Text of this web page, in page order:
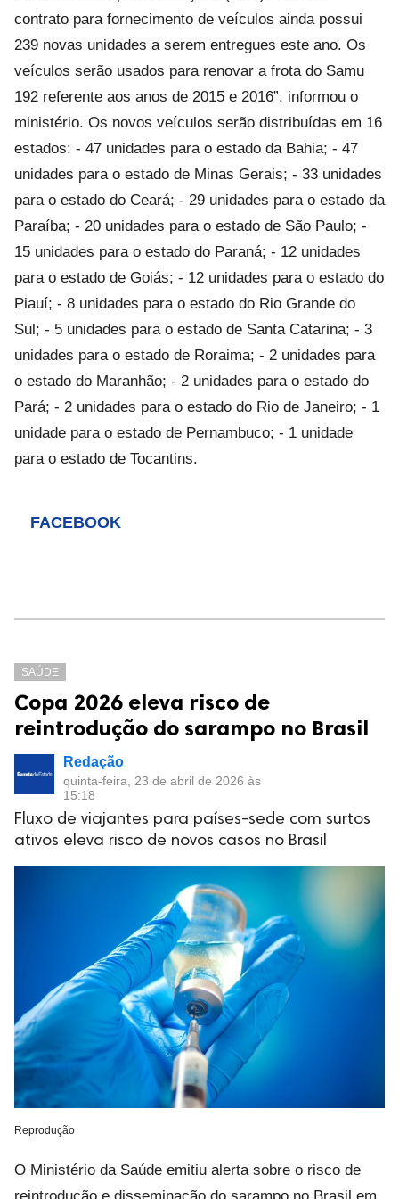
contrato para fornecimento de veículos ainda possui
239 novas unidades a serem entregues este ano. Os
veículos serão usados para renovar a frota do Samu
192 referente aos anos de 2015 e 2016”, informou o
ministério. Os novos veículos serão distribuídas em 16
estados: - 47 unidades para o estado da Bahia; - 47
unidades para o estado de Minas Gerais; - 33 unidades
para o estado do Ceará; - 29 unidades para o estado da
Paraíba; - 20 unidades para o estado de São Paulo; -
15 unidades para o estado do Paraná; - 12 unidades
para o estado de Goiás; - 12 unidades para o estado do
Piauí; - 8 unidades para o estado do Rio Grande do
Sul; - 5 unidades para o estado de Santa Catarina; - 3
unidades para o estado de Roraima; - 2 unidades para
o estado do Maranhão; - 2 unidades para o estado do
Pará; - 2 unidades para o estado do Rio de Janeiro; - 1
unidade para o estado de Pernambuco; - 1 unidade
para o estado de Tocantins.
FACEBOOK
SAÚDE
Copa 2026 eleva risco de
reintrodução do sarampo no Brasil
Redação
quinta-feira, 23 de abril de 2026 às
15:18
Fluxo de viajantes para países-sede com surtos
ativos eleva risco de novos casos no Brasil
Reprodução
O Ministério da Saúde emitiu alerta sobre o risco de